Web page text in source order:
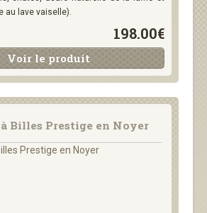
au lave vaiselle).
198.00€
Voir le produit
Billes Prestige en Noyer